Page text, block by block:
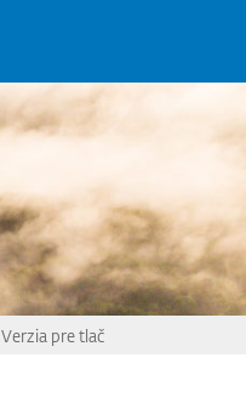
Verzia pre tlač